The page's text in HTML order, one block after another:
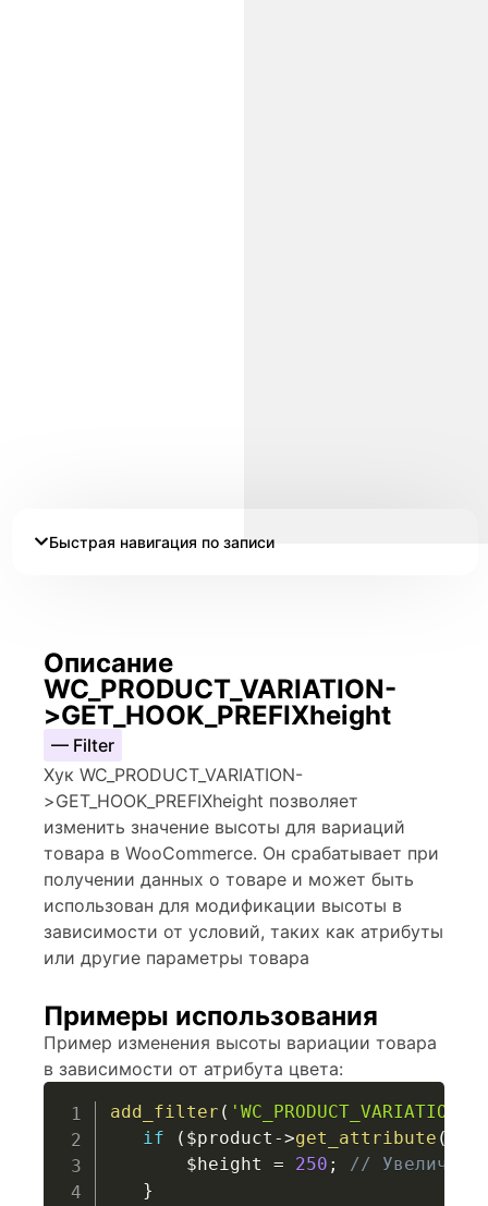
Быстрая навигация по записи
Описание
WC_PRODUCT_VARIATION-
>GET_HOOK_PREFIXheight
— Filter
Хук WC_PRODUCT_VARIATION-
>GET_HOOK_PREFIXheight позволяет
изменить значение высоты для вариаций
товара в WooCommerce. Он срабатывает при
получении данных о товаре и может быть
использован для модификации высоты в
зависимости от условий, таких как атрибуты
или другие параметры товара
Примеры использования
Пример изменения высоты вариации товара
в зависимости от атрибута цвета:
add_filter (
if
( $product ->get_attribute (
$height
= 250 ;
//
}